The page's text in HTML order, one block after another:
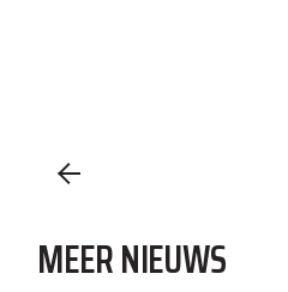
MEER NIEUWS